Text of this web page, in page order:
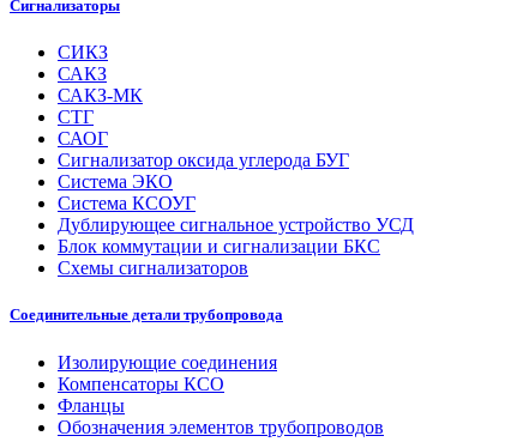
Сигнализаторы
СИКЗ
САКЗ
САКЗ-МК
СТГ
САОГ
Сигнализатор оксида углерода БУГ
Система ЭКО
Система КСОУГ
Дублирующее сигнальное устройство УСД
Блок коммутации и сигнализации БКС
Схемы сигнализаторов
Соединительные детали трубопровода
Изолирующие соединения
Компенсаторы КСО
Фланцы
Обозначения элементов трубопроводов